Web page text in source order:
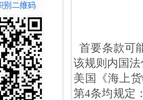
首要条款可
该规则内国
美国《海上
第4条均规定